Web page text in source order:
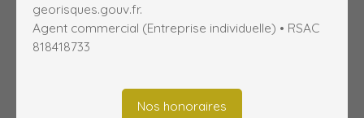
georisques.gouv.fr.
Agent commercial (Entreprise individuelle) • RSAC
818418733
Nos honoraires